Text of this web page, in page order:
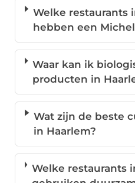
Welke restaurants
hebben een
Waar kan ik
producten in
Wat zijn de beste
in Haarlem?
Welke restaurants